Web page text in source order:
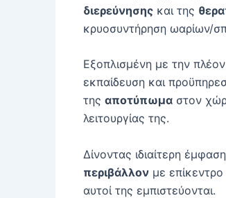
διερεύνησης και της
κρυοσυντήρηση ωαρίων/
Εξοπλισμένη με την πλέον
εκπαίδευση και
της αποτύπωμα στον
λειτουργίας της.
Δίνοντας ιδιαίτερη
περιβάλλον με
αυτοί της εμπιστεύονται.